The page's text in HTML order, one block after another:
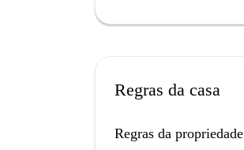
Regras da casa
Regras da propriedade